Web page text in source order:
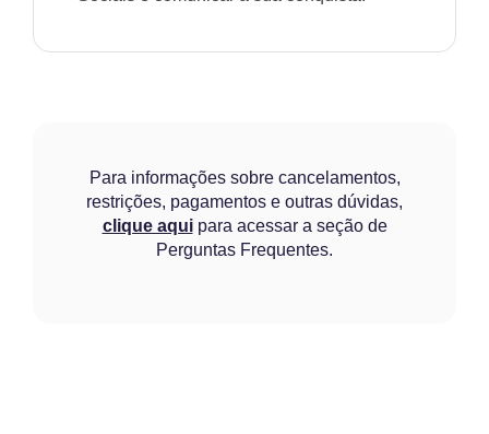
Para informações sobre cancelamentos,
restrições, pagamentos e outras dúvidas,
clique aquipara acessar a seção de
Perguntas Frequentes.